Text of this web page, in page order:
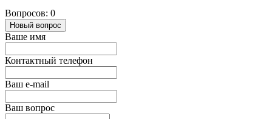
Вопросов: 0
Новый вопрос
Ваше имя
Контактный телефон
Ваш e-mail
Ваш вопрос